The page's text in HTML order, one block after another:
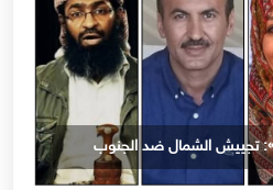
تجييش الشمال ضد الجنوب